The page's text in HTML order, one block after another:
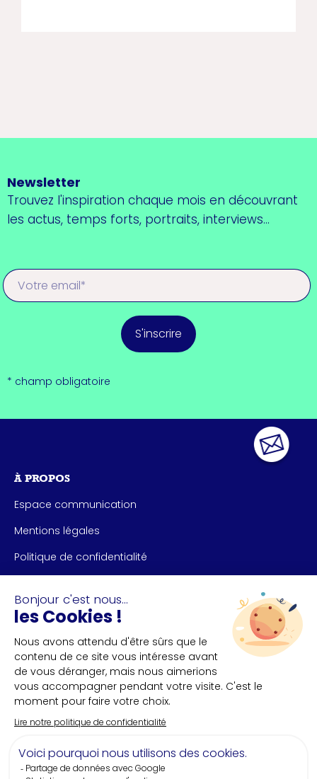
Newsletter
Trouvez l'inspiration chaque mois en découvrant
les actus, temps forts, portraits, interviews...
S'inscrire
* champ obligatoire
À PROPOS
Espace communication
Mentions légales
Politique de confidentialité
NOUS CONTACTER
Bureau des congrès de Nantes et Saint-Nazaire
+33(0)2 40 35 55 **